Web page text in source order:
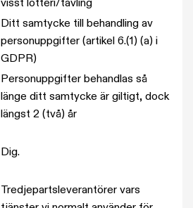
visst lotteri/tävling
Ditt samtycke till behandling av
personuppgifter (artikel 6.(1) (a) i
GDPR)
Personuppgifter behandlas så
länge ditt samtycke är giltigt, dock
längst 2 (två) år
Dig.
Tredjepartsleverantörer vars